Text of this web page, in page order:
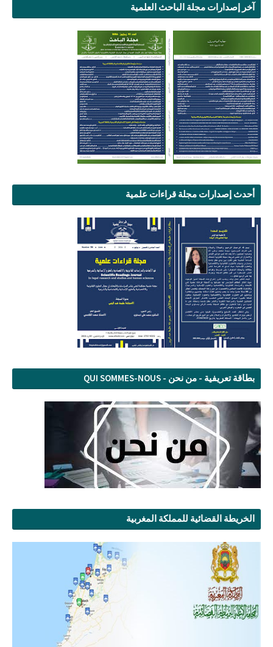
آخر إصدارات مجلة الباحث العلمية
أحدث إصدارات مجلة قراءات علمية
بطاقة تعريفية - من نحن - QUI SOMMES-NOUS
الخريطة القضائية للمملكة المغربية